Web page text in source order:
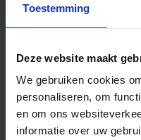
Toestemming
Deze website maakt
We gebruiken cookies
personaliseren, om
en om ons
informatie over uw
350lm 4000K IK08
uit /